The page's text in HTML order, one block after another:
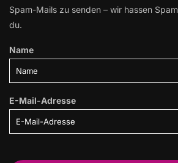
Spam-Mails zu senden – wir hassen
du.
Name
E-Mail-Adresse